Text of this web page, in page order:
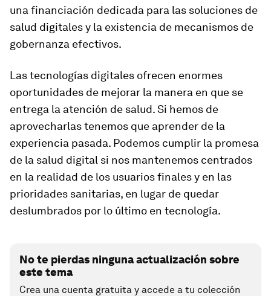
una financiación dedicada para las soluciones de
salud digitales y la existencia de mecanismos de
gobernanza efectivos.
Las tecnologías digitales ofrecen enormes
oportunidades de mejorar la manera en que se
entrega la atención de salud. Si hemos de
aprovecharlas tenemos que aprender de la
experiencia pasada. Podemos cumplir la promesa
de la salud digital si nos mantenemos centrados
en la realidad de los usuarios finales y en las
prioridades sanitarias, en lugar de quedar
deslumbrados por lo último en tecnología.
No te pierdas ninguna actualización sobre
este tema
Crea una cuenta gratuita y accede a tu colección